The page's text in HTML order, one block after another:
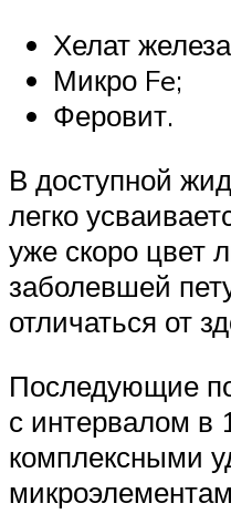
Хелат
Микро Fe;
Феровит.
В доступной
легко
уже скоро цвет
заболевшей
отличаться от
Последующие
с интервалом в
комплексными